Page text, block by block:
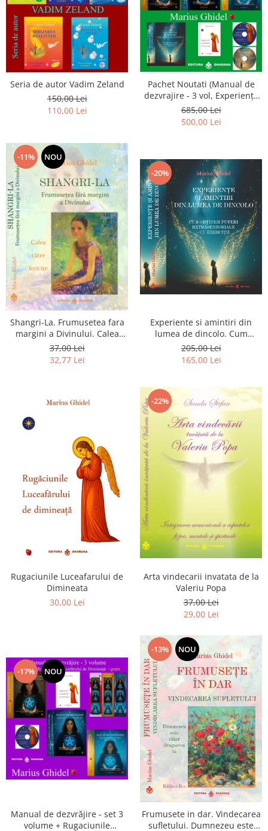
Seria de autor Vadim Zeland
150,00 Lei
110,00 Lei
Pachet Noutati (Manual de
dezvrajire - 3 vol, Experiențe
și amintiri, Rugăciunile
Luceafarului de dimineata) -
Marius Ghidel
685,00 Lei
500,00 Lei
-11% NOU
Shangri-La. Frumusetea fara
margini a Divinului. Calea
catre fericire
37,00 Lei
32,77 Lei
-20%
Experiente si amintiri din
lumea de dincolo. Cum
obtinem puteri
extrasenzoriale - cu exercitii
205,00 Lei
165,00 Lei
Rugaciunile Luceafarului de
Dimineata
30,00 Lei
-22%
Arta vindecarii invatata de la
Valeriu Popa
37,00 Lei
29,00 Lei
-17% NOU
Manual de dezvrăjire - set 3
volume + Rugaciunile
-13% NOU
Frumusete in dar. Vindecarea
sufletului. Dumnezeu este